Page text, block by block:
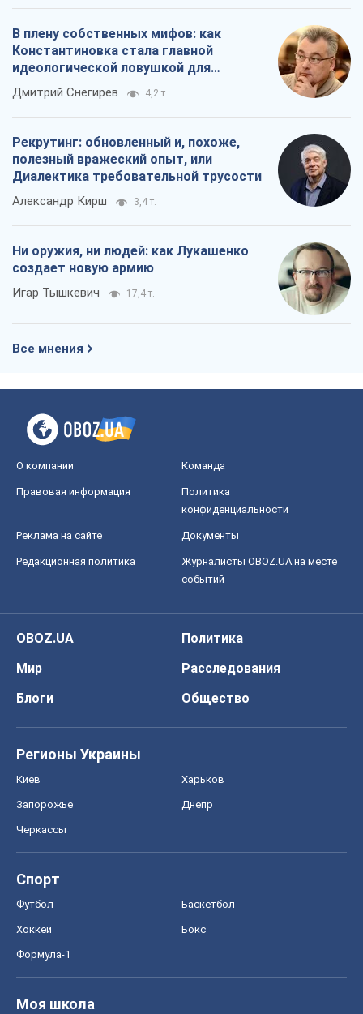
В плену собственных мифов: как
Константиновка стала главной
идеологической ловушкой для
российских оккупантов
Дмитрий Снегирев 4,2 т.
Рекрутинг: обновленный и, похоже,
полезный вражеский опыт, или
Диалектика требовательной трусости
Александр Кирш 3,4 т.
Ни оружия, ни людей: как Лукашенко
создает новую армию
Игар Тышкевич 17,4 т.
Все мнения
О компании Команда
Правовая информация
Политика
конфиденциальности
Реклама на сайте Документы
Редакционная политика
Журналисты OBOZ.UA на месте
событий
OBOZ.UA
Политика
Мир
Расследования
Блоги
Общество
Регионы Украины
Киев Харьков
Запорожье Днепр
Черкассы
Спорт
Футбол Баскетбол
Хоккей Бокс
Формула-1
Моя школа